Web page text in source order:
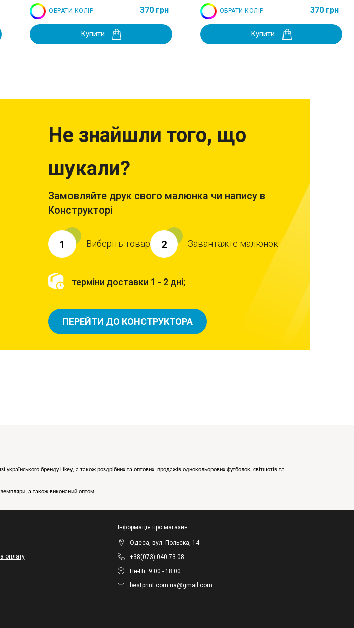
ОБРАТИ КОЛІР 370 грн
Купити
ОБРАТИ КОЛІР 370 грн
Купити
Не знайшли того, що
шукали?
Замовляйте друк свого малюнка чи напису в
Конструкторі
1 Виберіть товар 2 Завантажте малюнок
терміни доставки 1 - 2 дні;
ПЕРЕЙТИ ДО КОНСТРУКТОРА
українського бренду Likey, а також роздрібних та оптових продажів однокольорових футболок, світшотів та
а також виконаний оптом.
оплату
Інформація про магазин
Одеса, вул. Польска, 14
+38(073)-040-73-08
Пн-Пт: 9:00 - 18:00
bestprint.com.ua@gmail.com